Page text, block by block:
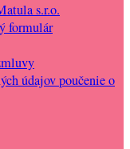
s.r.o.
formulár
údajov poučenie o